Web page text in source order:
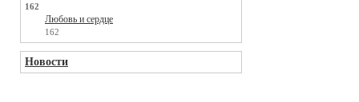
162
Любовь и сердце
162
Новости